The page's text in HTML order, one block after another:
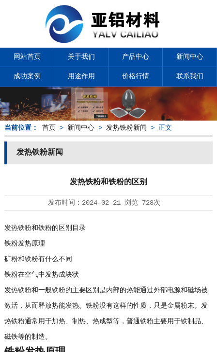
网站首页 关于我们 产品中心 新闻中心
成功案例 用途作用 价格行情 联系我们
当前位置： 首页 > 新闻中心> 发热铁粉新闻 > 正文
发热铁粉新闻
发热铁粉和铁粉的区别
发布时间： 2024-02-21浏览 728次
发热铁粉和铁粉的区别目录
铁粉发热原理
矿粉和铁粉有什么不同
铁粉在空气中发热成块状
发热铁粉和一般铁粉的主要区别是内部的热能通过外部电源和磁场被
激活，从而释放热能发热。铁粉没有这样的性质，只是金属粉末。发
热铁粉通常用于加热、制热、热成型等，普通铁粉主要用于铁制品、
磁铁等的制造。